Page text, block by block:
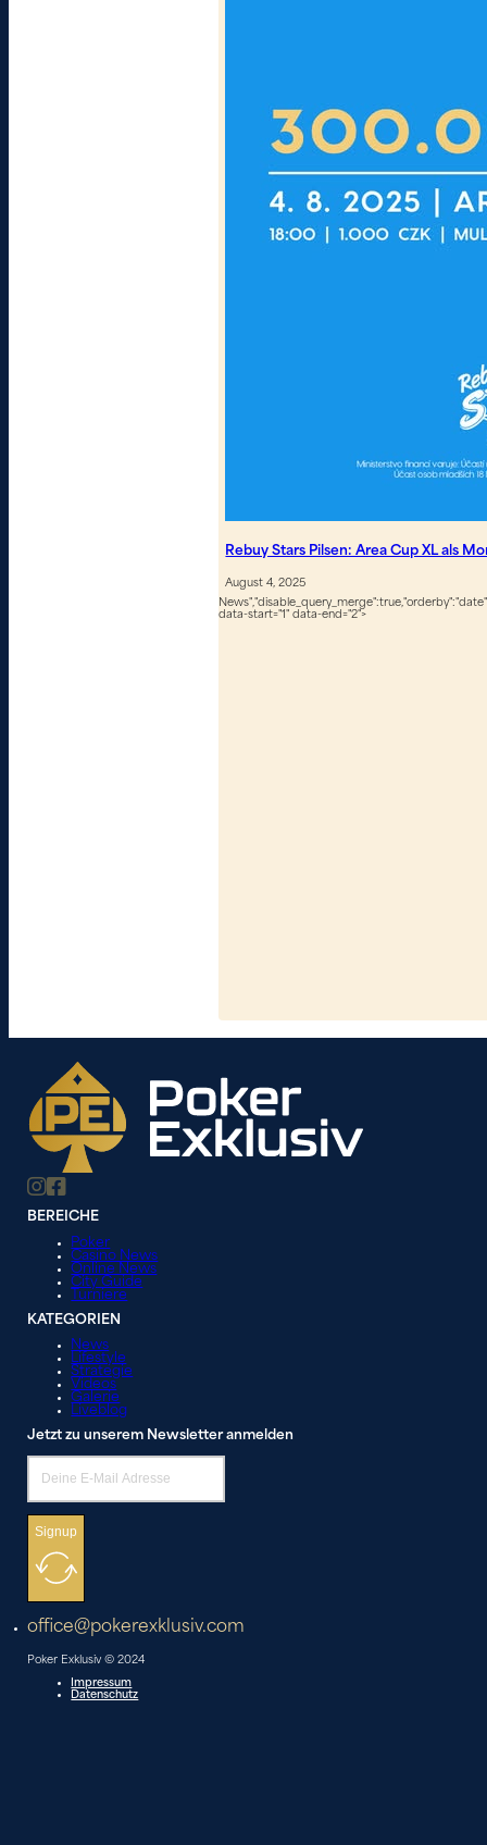
Rebuy Stars Pilsen: Area Cup XL als
August 4, 2025
data-start="1" data-end="2">
BEREICHE
Poker
Casino News
Online News
City Guide
Turniere
KATEGORIEN
News
Lifestyle
Strategie
Videos
Galerie
Liveblog
Jetzt zu unserem Newsletter anmelden
Signup
office@pokerexklusiv.com
Poker Exklusiv © 2024
Impressum
Datenschutz